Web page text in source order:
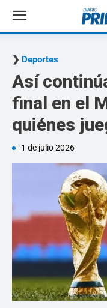
Deportes
Así
final en el
quiénes
1 de julio 2026